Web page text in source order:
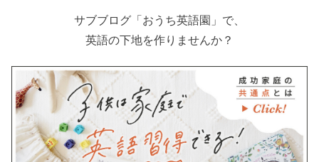
サブブログ「おうち英語園」で、
英語の下地を作りませんか？